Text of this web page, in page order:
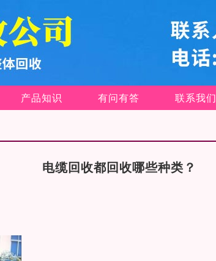
产品知识 有问有答 联系我们
电缆回收都回收哪些种类？